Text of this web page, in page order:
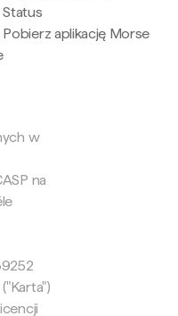
Status
Pobierz aplikację Morse
w
na